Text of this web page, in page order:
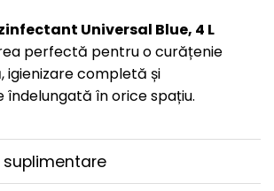
Universal Blue, 4 L
perfectă pentru o curățenie
igienizare completă și
îndelungată în orice spațiu.